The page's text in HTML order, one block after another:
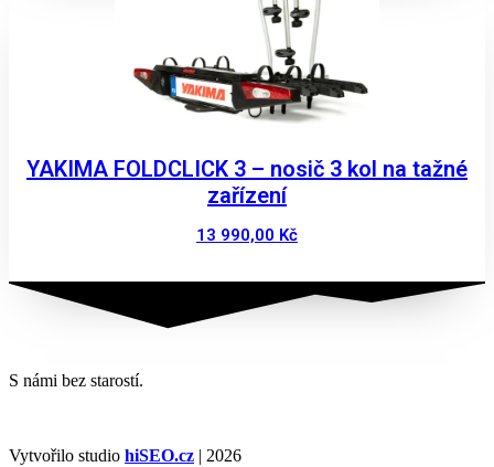
YAKIMA FOLDCLICK 3 – nosič 3 kol na tažné
zařízení
13 990,00 Kč
S námi bez starostí.
Vytvořilo studio hiSEO.cz | 2026